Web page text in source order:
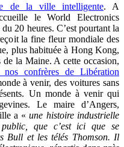
de la ville intelligente. A
le World Electronics
20 heures. C’est pourtant la
la fine fleur mondiale des
plus habituée à Hong Kong,
de la Maine. A cette occasion,
confrères de Libération
à venir, des voitures sans
Un monde à venir qui
Le maire d’Angers,
a «une histoire industrielle
public, que c’est ici que se
Bull et les télés Thomson. Il